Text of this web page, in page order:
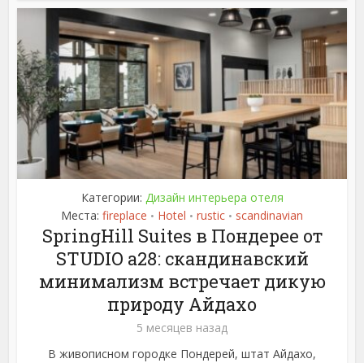
Категории: Дизайн интерьера отеля
Места: fireplace • Hotel • rustic • scandinavian
SpringHill Suites в Пондерее от
STUDIO a28: скандинавский
минимализм встречает дикую
природу Айдахо
5 месяцев назад
В живописном городке Пондерей, штат Айдахо,